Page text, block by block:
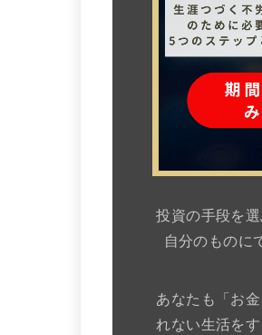
投資の手段を
自分のものに
あなたも「お
れない生活を